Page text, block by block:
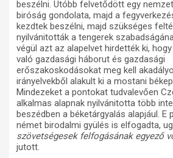
beszélni. Utóbb felvetődött egy
biróság gondolata, majd a
kezdtek beszélni, majd szükséges
nyilvánitották a tengerek
végül azt az alapelvet hirdették ki,
való gazdasági háborut és gazdasági
erőszakoskodásokat meg kell
irányelvekből alakult ki a mostani
Mindezeket a pontokat tudvalevően
alkalmas alapnak nyilvánitotta több
beszédben a béketárgyalás alapjául. E
német birodalmi gyülés is elfogadta,
szövetségesek felfogásának egyező
jutott.